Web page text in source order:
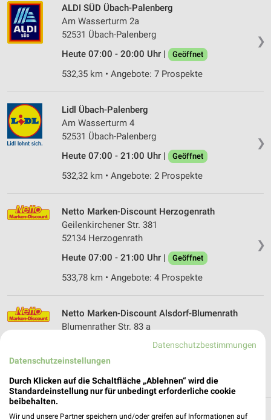
❯
ALDI SÜD Übach-Palenberg
Am Wasserturm 2a
52531 Übach-Palenberg
Heute 07:00 - 20:00 Uhr |
Geöffnet
532,35 km • Angebote: 7 Prospekte
❯
Lidl Übach-Palenberg
Am Wasserturm 4
52531 Übach-Palenberg
Heute 07:00 - 21:00 Uhr |
Geöffnet
532,32 km • Angebote: 2 Prospekte
❯
Netto Marken-Discount Herzogenrath
Geilenkirchener Str. 381
52134 Herzogenrath
Heute 07:00 - 21:00 Uhr |
Geöffnet
533,78 km • Angebote: 4 Prospekte
Netto Marken-Discount Alsdorf-Blumenrath
Blumenrather Str. 83 a
52477 Alsdorf-Blumenrath
Heute 07:00 - 22:00 Uhr |
530,57 km • Angebote: 4 Prospekte
Datenschutzbestimmungen
Datenschutzeinstellungen
Durch Klicken auf die Schaltfläche „Ablehnen“ wird die
Standardeinstellung nur für unbedingt erforderliche cookie
beibehalten.
Wir und unsere Partner speichern und/oder greifen auf Informationen auf